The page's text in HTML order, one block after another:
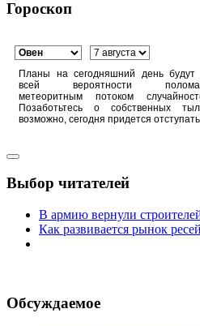
Гороскоп
Планы на сегодняшний день будут
всей вероятности
метеоритным потоком
Позаботьтесь о собственных
возможно, сегодня придется отступать.
Выбор читателей
В армию вернули
Как развивается рынок
Обсуждаемое